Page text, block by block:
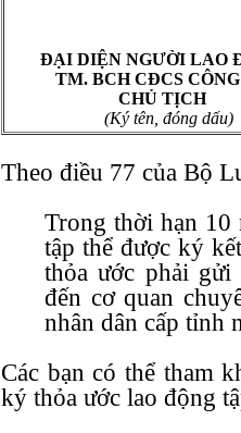
ĐẠI DIỆN NGƯỜI LAO
TM. BCH CĐCS
CHỦ TỊCH
(Ký tên, đóng dấu)
Theo điều 77 của Bộ
Trong thời hạn 10
tập thể được ký
thỏa ước phải gửi
đến cơ quan
nhân dân cấp tỉnh
Các bạn có thể tham
ký thỏa ước lao động